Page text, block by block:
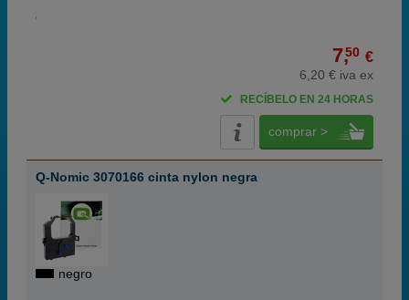
7,50 €
6,20 € iva ex
RECÍBELO EN 24 HORAS
comprar >
Q-Nomic 3070166 cinta nylon negra
negro